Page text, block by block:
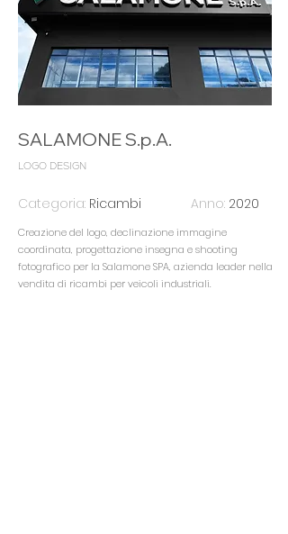
SALAMONE S.p.A.
LOGO DESIGN
Categoria: Ricambi Anno: 2020
Creazione del logo, declinazione immagine
coordinata, progettazione insegna e shooting
fotografico per la Salamone SPA, azienda leader nella
vendita di ricambi per veicoli industriali.